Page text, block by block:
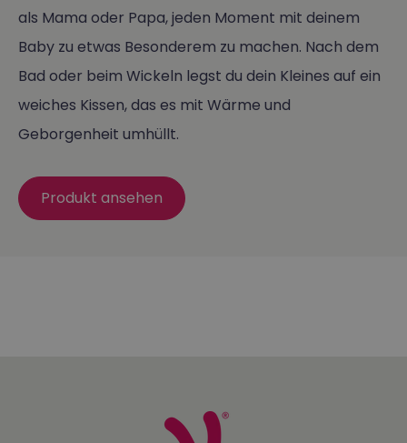
als Mama oder Papa, jeden Moment mit deinem
Baby zu etwas Besonderem zu machen. Nach dem
Bad oder beim Wickeln legst du dein Kleines auf ein
weiches Kissen, das es mit Wärme und
Geborgenheit umhüllt.
Produkt ansehen